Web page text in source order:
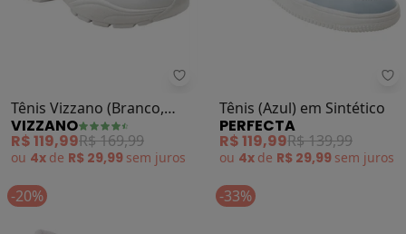
Vizzano - Tênis Vizzano (Branco,
Tênis Vizzano (Branco,
Azul e Rosa) em Sintético
VIZZANO
R$ 119,99R$ 169,99
ou 4x de R$ 29,99 sem juros
Tênis (Azul) em Sintético
PERFECTA
R$ 119,99R$ 139,99
ou 4x de R$ 29,99 sem juros
-20% -33%